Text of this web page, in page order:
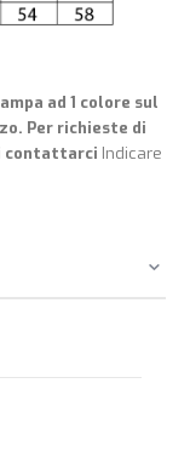
ad 1 colore sul
Per richieste di
contattarci Indicare